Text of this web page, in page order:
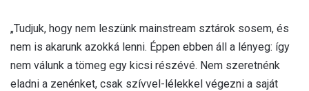
„Tudjuk, hogy nem leszünk mainstream sztárok sosem, és
nem is akarunk azokká lenni. Éppen ebben áll a lényeg: így
nem válunk a tömeg egy kicsi részévé. Nem szeretnénk
eladni a zenénket, csak szívvel-lélekkel végezni a saját